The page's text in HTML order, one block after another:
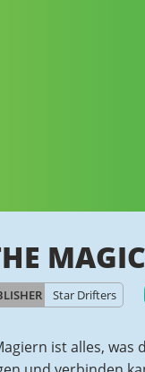
Star Drifters
ist alles,